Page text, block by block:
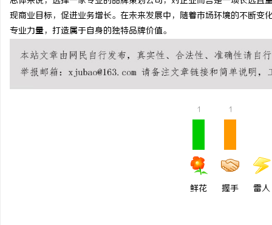
现商业目标，促进业务增长。在未来发展中，随着市场环境的不断
专业力量，打造属于自身的独特品牌价值。
1
鲜花
1
握手 雷人
武汉配眼镜 上海配眼镜